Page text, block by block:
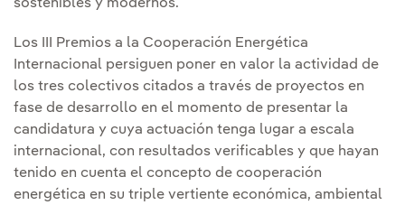
sostenibles y modernos.
Los III Premios a la Cooperación Energética
Internacional persiguen poner en valor la actividad de
los tres colectivos citados a través de proyectos en
fase de desarrollo en el momento de presentar la
candidatura y cuya actuación tenga lugar a escala
internacional, con resultados verificables y que hayan
tenido en cuenta el concepto de cooperación
energética en su triple vertiente económica, ambiental